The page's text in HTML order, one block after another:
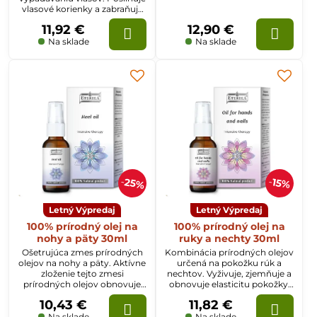
vlasové korienky a zabraňuje
vypadávaniu vlasov.
Obnovuje rast a zlepšuje
vzhľad vlasov. Obnovuje
pružnosť, hebkosť, lesk a
Na sklade
11,92 €
známky lupín a zabraňuje ich
opätovnému výskytu.
Na sklade
12,90 €
25%
Letný Výpredaj
100% prírodný olej na
nohy a päty 30ml
Ošetrujúca zmes prírodných
olejov na nohy a päty. Aktívne
zloženie tejto zmesi
prírodných olejov obnovuje
drsnú, suchú a popraskanú
pokožku na pätách a nohách.
10,43 €
15%
Letný Výpredaj
100% prírodný olej na
ruky a nechty 30ml
Kombinácia prírodných olejov
určená na pokožku rúk a
nechtov. Vyživuje, zjemňuje a
obnovuje elasticitu pokožky.
Hydratuje a chráni pred
nepriaznivými vplyvmi
11,82 €